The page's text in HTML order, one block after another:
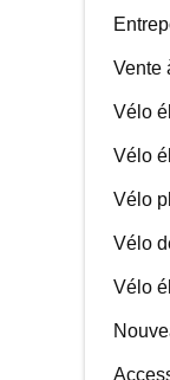
Vente
Vélo
Vélo
Vélo
Vélo
Vélo